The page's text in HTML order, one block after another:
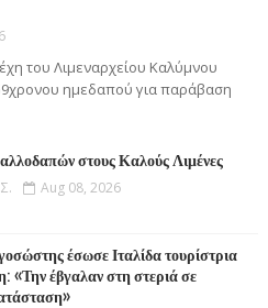
του Λιμεναρχείου Καλύμνου
ημεδαπού για παράβαση
στους Καλούς Λιμένες
Aug 08, 2026
έσωσε Ιταλίδα τουρίστρια
«Την έβγαλαν στη στεριά σε